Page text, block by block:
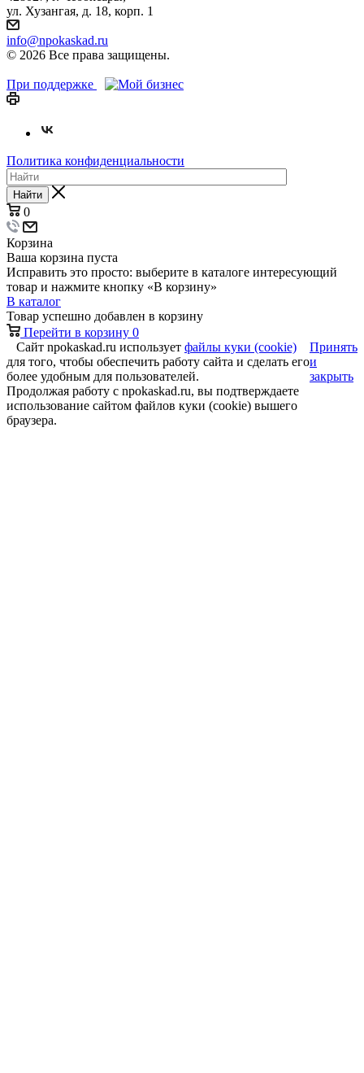
ул. Хузангая, д. 18, корп. 1
info@npokaskad.ru
© 2026 Все права защищены.
При поддержке
Политика конфиденциальности
Найти
0
Корзина
Ваша корзина пуста
Исправить это просто: выберите в каталоге интересующий
товар и нажмите кнопку «В корзину»
В каталог
Товар успешно добавлен в корзину
Перейти в корзину 0
Сайт npokaskad.ru использует файлы куки (cookie)
для того, чтобы обеспечить работу сайта и сделать его
более удобным для пользователей.
Продолжая работу с npokaskad.ru, вы подтверждаете
использование сайтом файлов куки (cookie) вышего
браузера.
Принять
и
закрыть